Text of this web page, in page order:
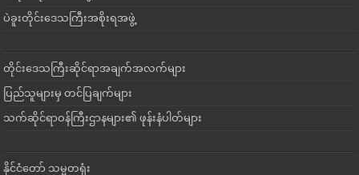
ပဲခူးတိုင်းဒေသကြီးအစိုးရအဖွဲ့
တိုင်းဒေသကြီးဆိုင်ရာအချက်အလက်များ
ပြည်သူများမှ တင်ပြချက်များ
သက်ဆိုင်ရာဝန်ကြီးဌာနများ၏ ဖုန်းနံပါတ်များ
နိုင်ငံတော် သမ္မတရုံး